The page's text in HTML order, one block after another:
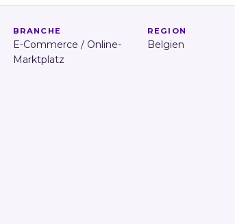
BRANCHE
E-Commerce / Online-
Marktplatz
REGION
Belgien